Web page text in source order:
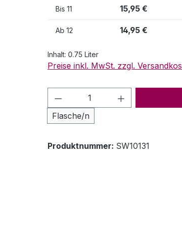
Bis 11 15,95 €
Ab 12 14,95 €
Inhalt: 0.75 Liter
Preise inkl. MwSt. zzgl.
Produkt Anzahl: Gib
Flasche/n
Produktnummer: SW10131